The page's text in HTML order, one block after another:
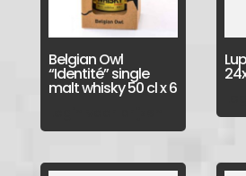
Belgian Owl
“Identité” single
malt whisky 50 cl x 6